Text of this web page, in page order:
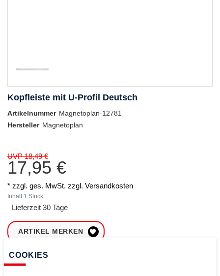
Kopfleiste mit U-Profil Deutsch
Artikelnummer Magnetoplan-12781
Hersteller Magnetoplan
UVP 18,49 €
17,95 €
* zzgl. ges. MwSt. zzgl. Versandkosten
Inhalt 1 Stück
Lieferzeit 30 Tage
ARTIKEL MERKEN
ZUM WARENKORB
COOKIES